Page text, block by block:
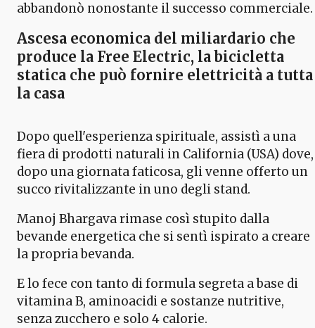
abbandonò nonostante il successo commerciale.
Ascesa economica del miliardario che
produce la Free Electric, la bicicletta
statica che può fornire elettricità a tutta
la casa
Dopo quell'esperienza spirituale, assistì a una
fiera di prodotti naturali in California (USA) dove,
dopo una giornata faticosa, gli venne offerto un
succo rivitalizzante in uno degli stand.
Manoj Bhargava rimase così stupito dalla
bevande energetica che si sentì ispirato a creare
la propria bevanda.
E lo fece con tanto di formula segreta a base di
vitamina B, aminoacidi e sostanze nutritive,
senza zucchero e solo 4 calorie.